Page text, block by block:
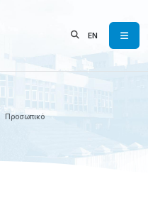
EN
Προσωπικό